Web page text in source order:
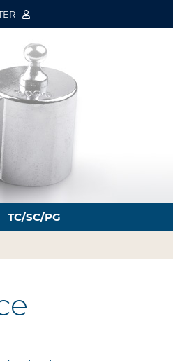
TC/SC/PG